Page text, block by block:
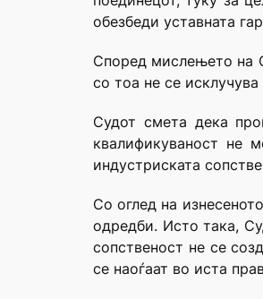
обезбеди уставната
Според мислењето на
со тоа не се
Судот смета дека
квалификуваност не
индустриската
Со оглед на
одредби. Исто така,
сопственост не се
се наоѓаат во иста